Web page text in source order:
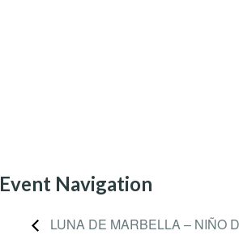
Event Navigation
LUNA DE MARBELLA – NIÑO